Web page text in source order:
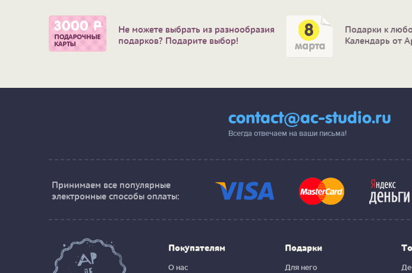
Не можете выбрать из разнообразия
подарков? Подарите выбор!
Подарки к
Календарь от
contact@ac-studio.ru
Всегда отвечаем на ваши письма!
Принимаем все популярные
электронные способы оплаты:
Покупателям
О нас
Подарки
Для него